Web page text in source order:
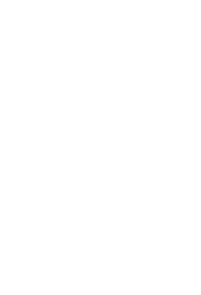
El Gobierno
de 124
24 horas y
de fallecidos